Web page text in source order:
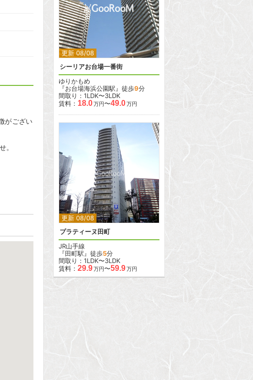
がござい
。
更新 08/08
2
シーリアお台場一番街
ゆりかもめ
『お台場海浜公園駅』徒歩9分
間取り：1LDK〜3LDK
賃料： 18.0万円〜49.0万円
更新 08/08
2 2
プラティーヌ田町
JR山手線
『田町駅』徒歩5分
間取り：1LDK〜3LDK
賃料： 29.9万円〜59.9万円